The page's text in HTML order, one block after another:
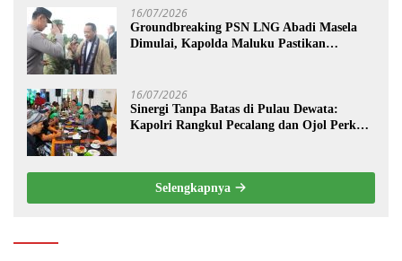
16/07/2026
Groundbreaking PSN LNG Abadi Masela
Dimulai, Kapolda Maluku Pastikan
16/07/2026
Sinergi Tanpa Batas di Pulau Dewata:
Kapolri Rangkul Pecalang dan Ojol Perkuat
Selengkapnya